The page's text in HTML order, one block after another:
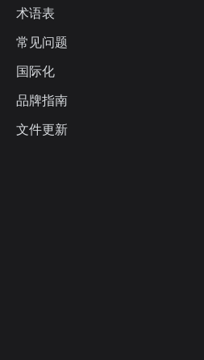
术语表
常见问题
国际化
品牌指南
文件更新